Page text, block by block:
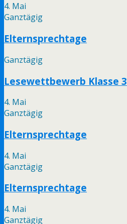
4. Mai
Ganztägig
Elternsprechtage
Ganztägig
Lesewettbewerb Klasse 3
4. Mai
Ganztägig
Elternsprechtage
4. Mai
Ganztägig
Elternsprechtage
4. Mai
Ganztägig